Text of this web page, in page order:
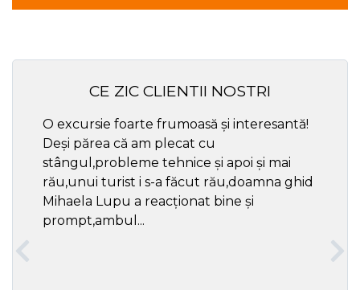
CE ZIC CLIENTII NOSTRI
O excursie foarte frumoasă și interesantă!
Deși părea că am plecat cu
stângul,probleme tehnice și apoi și mai
rău,unui turist i s-a făcut rău,doamna ghid
Mihaela Lupu a reacționat bine și
prompt,ambul...